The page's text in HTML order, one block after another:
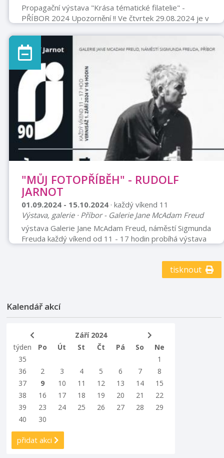
Propagační výstava "Krása tématické filatelie" -
PŘÍBOR 2024 Upozornění !! Ve čtvrtek 29.08.2024 je v
veřejnost se výstava otvírá v pátek 30.08.2024 od
9.00 hod. Všichny Vás rádi uvidíme. Výstava „KRÁSA
TEMATICKÉ FILATELIE“ Příbor 2024 Klub filatelie
LUNA Příbor ,ve spolupráci s městem Příbor, pořádají
ve dnech 29.08.-27.09.2024 v prostorách kulturního
"MŮJ FOTOPŘÍBĚH" - RUDOLF
JARNOT
01.09.2024 - 15.10.2024 · každý víkend 11
Výstava, galerie · Příbor - Galerie Jane McAdam Freud
výstava Galerie Jane McAdam Freud, náměstí Sigmunda
Freuda každý víkend od 11 - 17 hodin probíhá výstava
tisknout
Kalendář akcí
Září 2024
týden
Po Út St Čt Pá So
Ne
35
1
36
2 3 4 5 6 7
8
37
9 10 11 12 13 14
15
38
16 17 18 19 20 21
22
39
23 24 25 26 27 28
29
40
30
přidat akci